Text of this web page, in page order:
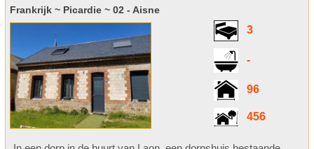
Frankrijk ~ Picardie ~ 02 - Aisne
3
-
96
456